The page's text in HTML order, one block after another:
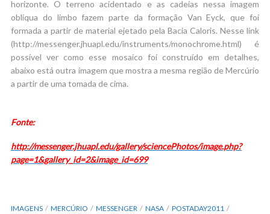
horizonte. O terreno acidentado e as cadeias nessa imagem
oblíqua do limbo fazem parte da formação Van Eyck, que foi
formada a partir de material ejetado pela Bacia Caloris. Nesse link
(http://messenger.jhuapl.edu/instruments/monochrome.html) é
possível ver como esse mosaico foi construído em detalhes,
abaixo está outra imagem que mostra a mesma região de Mercúrio
a partir de uma tomada de cima.
Fonte:
http://messenger.jhuapl.edu/gallery/sciencePhotos/image.php?
page=1&gallery_id=2&image_id=699
IMAGENS MERCÚRIO MESSENGER NASA
POSTADAY2011